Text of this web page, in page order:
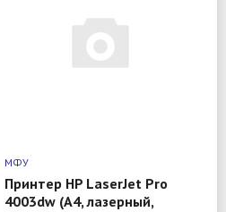
МФУ
Принтер HP LaserJet Pro
4003dw (A4, лазерный,